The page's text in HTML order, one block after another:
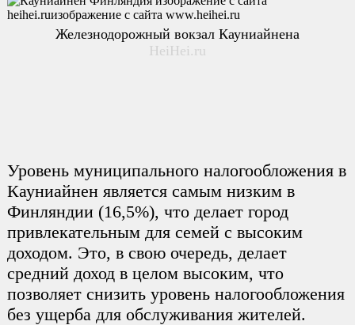
Железнодорожный вокзал Кауниайнена
HeiHei.ru
Уровень муниципального налогообложения в
Кауниайнен является самым низким в
Финляндии (16,5%), что делает город
привлекательным для семей с высоким
доходом. Это, в свою очередь, делает
средний доход в целом высоким, что
позволяет снизить уровень налогообложения
без ущерба для обслуживания жителей.